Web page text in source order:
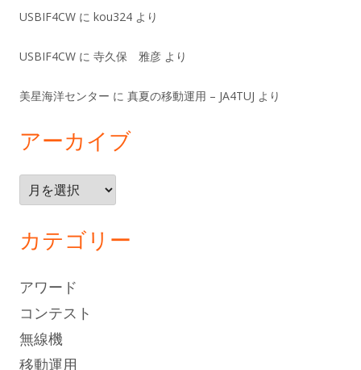
USBIF4CW に kou324 より
USBIF4CW に 寺久保 雅彦 より
美星海洋センター に 真夏の移動運用 – JA4TUJ より
アーカイブ
ー
カ
イ
カテゴリー
アワード
コンテスト
無線機
移動運用